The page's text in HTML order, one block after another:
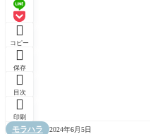

コピー

保存

目次

印刷
モラハラ 2024年6月5日